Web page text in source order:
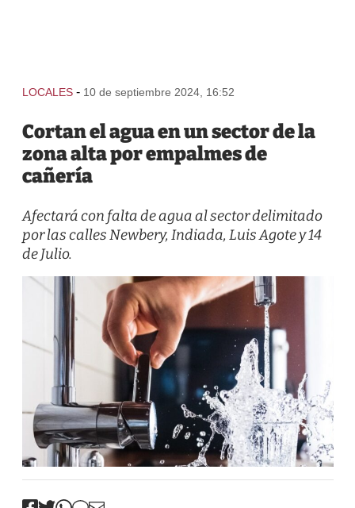
LOCALES - 10 de septiembre 2024, 16:52
Cortan el agua en un sector de la
zona alta por empalmes de
cañería
Afectará con falta de agua al sector delimitado
por las calles Newbery, Indiada, Luis Agote y 14
de Julio.